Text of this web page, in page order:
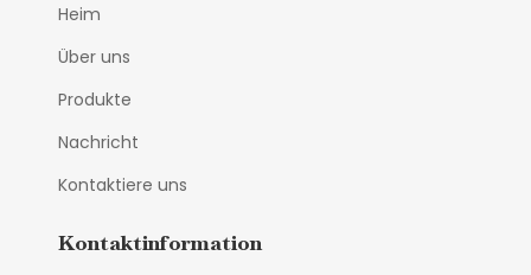
Heim
Über uns
Produkte
Nachricht
Kontaktiere uns
Kontaktinformation